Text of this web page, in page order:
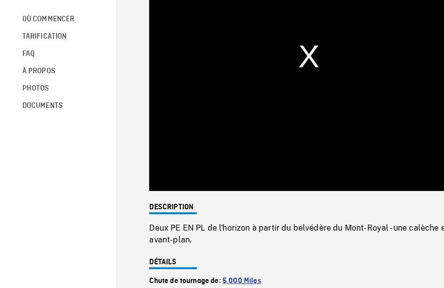
OÙ COMMENCER
TARIFICATION
FAQ
À PROPOS
PHOTOS
DOCUMENTS
0%
DESCRIPTION
Deux PE EN PL de l'horizon à partir du belvédère du Mont-Royal - une calèche
avant-plan.
DÉTAILS
Chute de tournage de: 5,000 Miles